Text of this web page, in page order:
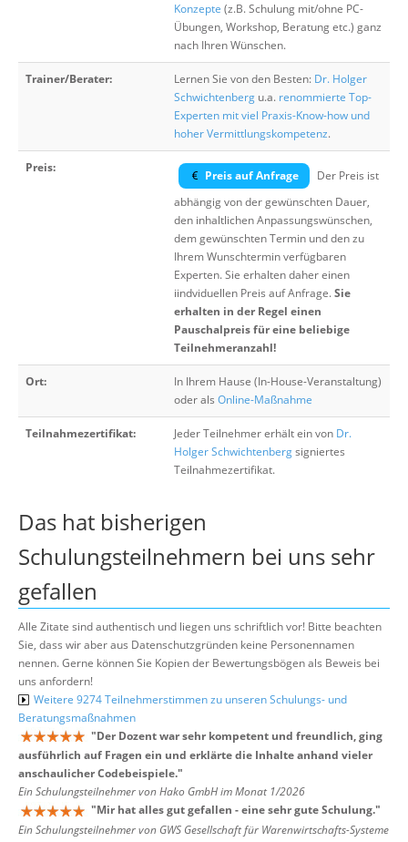
Konzepte (z.B. Schulung mit/ohne PC-
Übungen, Workshop, Beratung etc.) ganz
nach Ihren Wünschen.
Trainer/Berater: Lernen Sie von den Besten: Dr. Holger
Schwichtenberg u.a. renommierte Top-
Experten mit viel Praxis-Know-how und
hoher Vermittlungskompetenz.
Preis:
Preis auf Anfrage
Der Preis ist
abhängig von der gewünschten Dauer,
den inhaltlichen Anpassungswünschen,
dem gewünschten Termin und den zu
Ihrem Wunschtermin verfügbaren
Experten. Sie erhalten daher einen
iindviduellen Preis auf Anfrage.Sie
erhalten in der Regel einen
Pauschalpreis für eine beliebige
Teilnehmeranzahl!
Ort:
In Ihrem Hause (In-House-Veranstaltung)
oder als Online-Maßnahme
Teilnahmezertifikat: Jeder Teilnehmer erhält ein von Dr.
Holger Schwichtenbergsigniertes
Teilnahmezertifikat.
Das hat bisherigen
Schulungsteilnehmern bei uns sehr
gefallen
Alle Zitate sind authentisch und liegen uns schriftlich vor! Bitte beachten
Sie, dass wir aber aus Datenschutzgründen keine Personennamen
nennen. Gerne können Sie Kopien der Bewertungsbögen als Beweis bei
uns anfordern!
Weitere 9274 Teilnehmerstimmen zu unseren Schulungs- und
Beratungsmaßnahmen
"Der Dozent war sehr kompetent und freundlich, ging
ausführlich auf Fragen ein und erklärte die Inhalte anhand vieler
anschaulicher Codebeispiele."
Ein Schulungsteilnehmer von Hako GmbH im Monat 1/2026
"Mir hat alles gut gefallen - eine sehr gute Schulung."
Ein Schulungsteilnehmer von GWS Gesellschaft für Warenwirtschafts-Systeme